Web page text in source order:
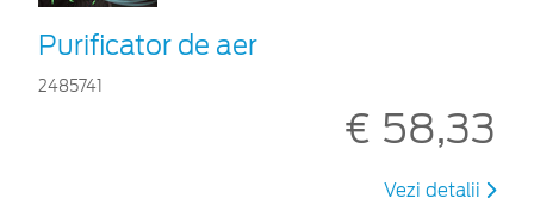
Purificator de aer
2485741
€ 58,33
Vezi detalii